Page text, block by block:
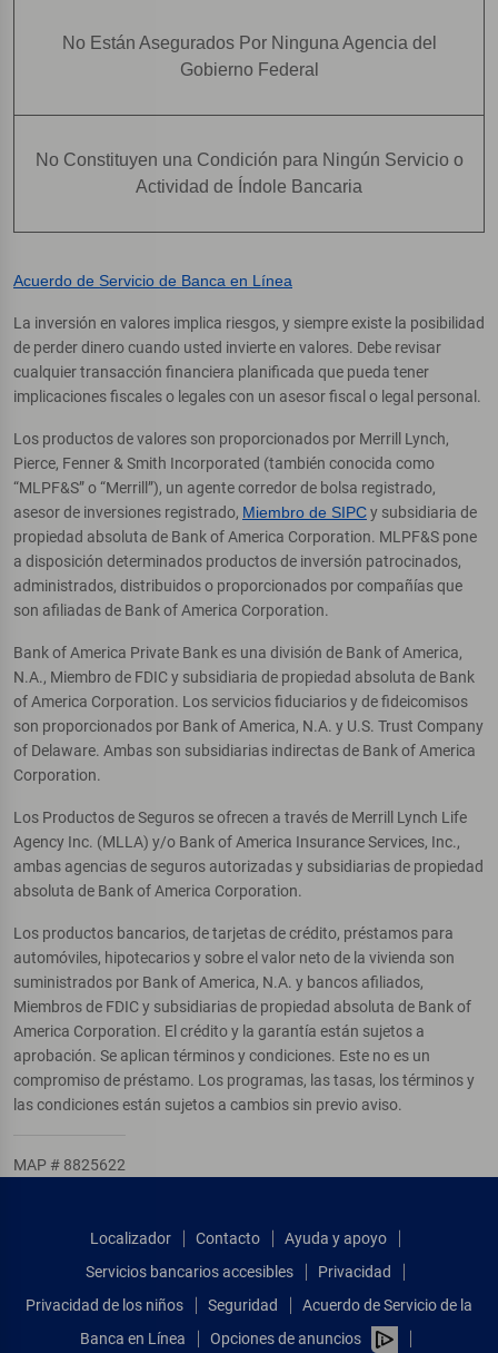
No Están Asegurados Por Ninguna Agencia del
Gobierno Federal
No Constituyen una Condición para Ningún Servicio o
Actividad de Índole Bancaria
Acuerdo de Servicio de Banca en Línea
La inversión en valores implica riesgos, y siempre existe la posibilidad
de perder dinero cuando usted invierte en valores. Debe revisar
cualquier transacción financiera planificada que pueda tener
implicaciones fiscales o legales con un asesor fiscal o legal personal.
Los productos de valores son proporcionados por Merrill Lynch,
Pierce, Fenner & Smith Incorporated (también conocida como
“MLPF&S” o “Merrill”), un agente corredor de bolsa registrado,
asesor de inversiones registrado, Miembro de SIPCy subsidiaria de
propiedad absoluta de Bank of America Corporation. MLPF&S pone
a disposición determinados productos de inversión patrocinados,
administrados, distribuidos o proporcionados por compañías que
son afiliadas de Bank of America Corporation.
Bank of America Private Bank es una división de Bank of America,
N.A., Miembro de FDIC y subsidiaria de propiedad absoluta de Bank
of America Corporation. Los servicios fiduciarios y de fideicomisos
son proporcionados por Bank of America, N.A. y U.S. Trust Company
of Delaware. Ambas son subsidiarias indirectas de Bank of America
Corporation.
Los Productos de Seguros se ofrecen a través de Merrill Lynch Life
Agency Inc. (MLLA) y/o Bank of America Insurance Services, Inc.,
ambas agencias de seguros autorizadas y subsidiarias de propiedad
absoluta de Bank of America Corporation.
Los productos bancarios, de tarjetas de crédito, préstamos para
automóviles, hipotecarios y sobre el valor neto de la vivienda son
suministrados por Bank of America, N.A. y bancos afiliados,
Miembros de FDIC y subsidiarias de propiedad absoluta de Bank of
America Corporation. El crédito y la garantía están sujetos a
aprobación. Se aplican términos y condiciones. Este no es un
compromiso de préstamo. Los programas, las tasas, los términos y
las condiciones están sujetos a cambios sin previo aviso.
MAP # 8825622
Localizador Contacto
Ayuda y apoyo
Servicios bancarios accesibles
Privacidad
Privacidad de los niños
Seguridad
Acuerdo de Servicio de la
Banca en Línea
Opciones de anuncios